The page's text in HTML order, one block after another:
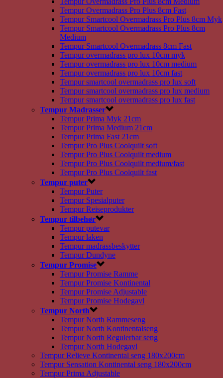
Tempur Overmadrass Pro Plus 8cm Fast
Tempur Smartcool Overmadrass Pro Plus 8cm Myk
Tempur Smartcool Overmadrass Pro Plus 8cm
Medium
Tempur Smartcool Overmadrass 8cm Fast
Tempur overmadrass pro lux 10cm myk
Tempur overmadrass pro lux 10cm medium
Tempur overmadrass pro lux 10cm fast
Tempur smartcool overmadrass pro lux soft
Tempur smartcool overmadrass pro lux medium
Tempur smartcool overmadrass pro lux fast
Tempur Madrasser
Tempur Prima Myk 21cm
Tempur Prima Medium 21cm
Tempur Prima Fast 21cm
Tempur Pro Plus Coolquilt soft
Tempur Pro Plus Coolquilt medium
Tempur Pro Plus Coolquilt medium/fast
Tempur Pro Plus Coolquilt fast
Tempur puter
Tempur Puter
Tempur Spesialputer
Tempur Reiseprodukter
Tempur tilbehør
Tempur putevar
Tempur laken
Tempur madrassbeskytter
Tempur Dundyne
Tempur Promise
Tempur Promise Ramme
Tempur Promise Kontinental
Tempur Promise Adjustable
Tempur Promise Hodegavl
Tempur North
Tempur North Rammeseng
Tempur North Kontinentalseng
Tempur North Regulerbar seng
Tempur North Hodegavl
Tempur Relieve Kontinental seng 180x200cm
Tempur Sensation Kontinental seng 180x200cm
Tempur Prima Adjustable